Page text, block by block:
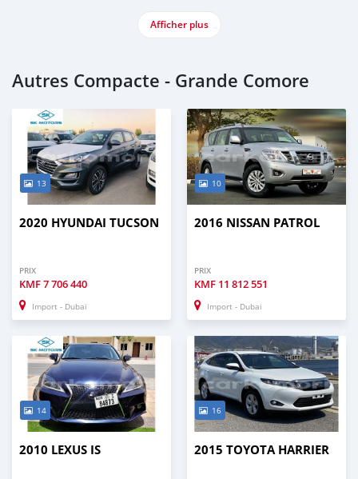
Afficher plus
Autres Compacte - Grande Comore
13
2020 HYUNDAI TUCSON
PRIX
KMF7 706 440
Import - Dubai
10
2016 NISSAN PATROL
PRIX
KMF 11 812 551
Import - Dubai
14
2010 LEXUS IS
16
2015 TOYOTA HARRIER